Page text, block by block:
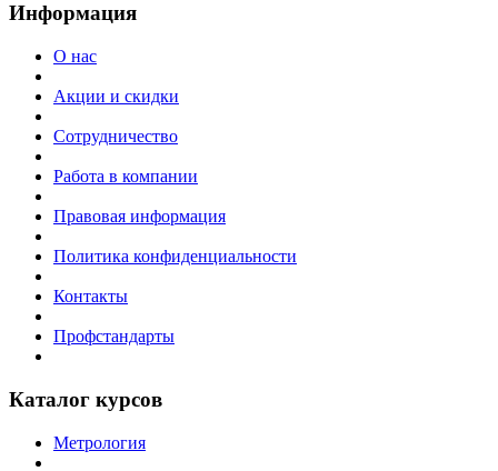
Информация
О нас
Акции и скидки
Сотрудничество
Работа в компании
Правовая информация
Политика конфиденциальности
Контакты
Профстандарты
Каталог курсов
Метрология